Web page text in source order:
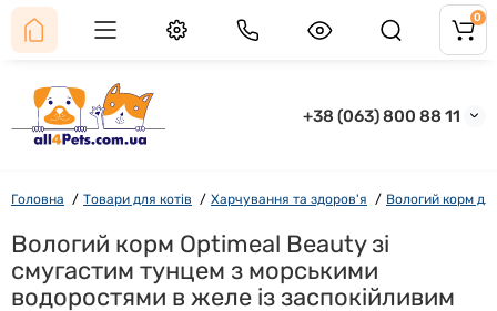
+38 (063) 800 88 11
0
Головна Товари для котів Харчування та здоров'я Вологий корм
Вологий корм Optimeal Beauty зі
смугастим тунцем з морськими
водоростями в желе із заспокійливим